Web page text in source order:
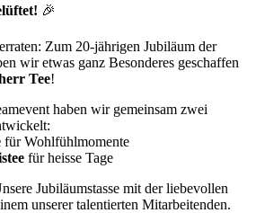
🎉
Zum 20-jährigen Jubiläum der
wir etwas ganz Besonderes geschaffen
Tee!
haben wir gemeinsam zwei
für Wohlfühlmomente
für heisse Tage
Jubiläumstasse mit der liebevollen
unserer talentierten Mitarbeitenden.